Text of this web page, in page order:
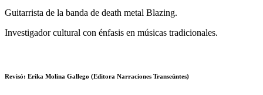
Guitarrista de la banda de death metal Blazing.
Investigador cultural con énfasis en músicas tradicionales.
Revisó: Erika Molina Gallego (Editora Narraciones Transeúntes)